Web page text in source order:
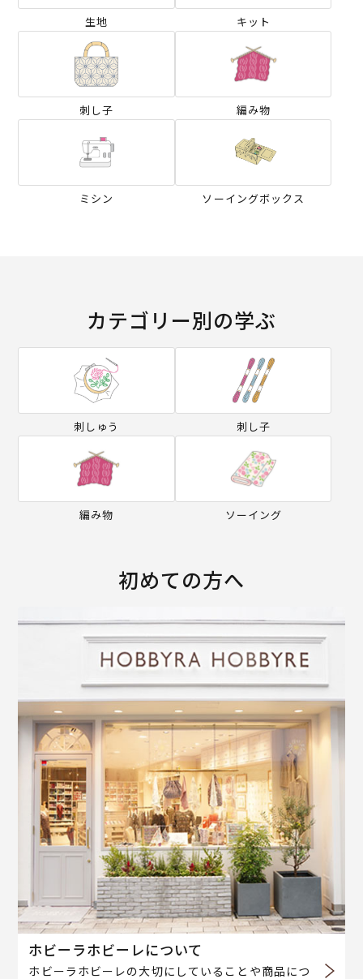
生地 キット
刺し子 編み物
ミシン ソーイングボックス
カテゴリー別の学ぶ
刺しゅう 刺し子
編み物 ソーイング
初めての方へ
ホビーラホビーレについて
ホビーラホビーレの大切にしていることや商品につ